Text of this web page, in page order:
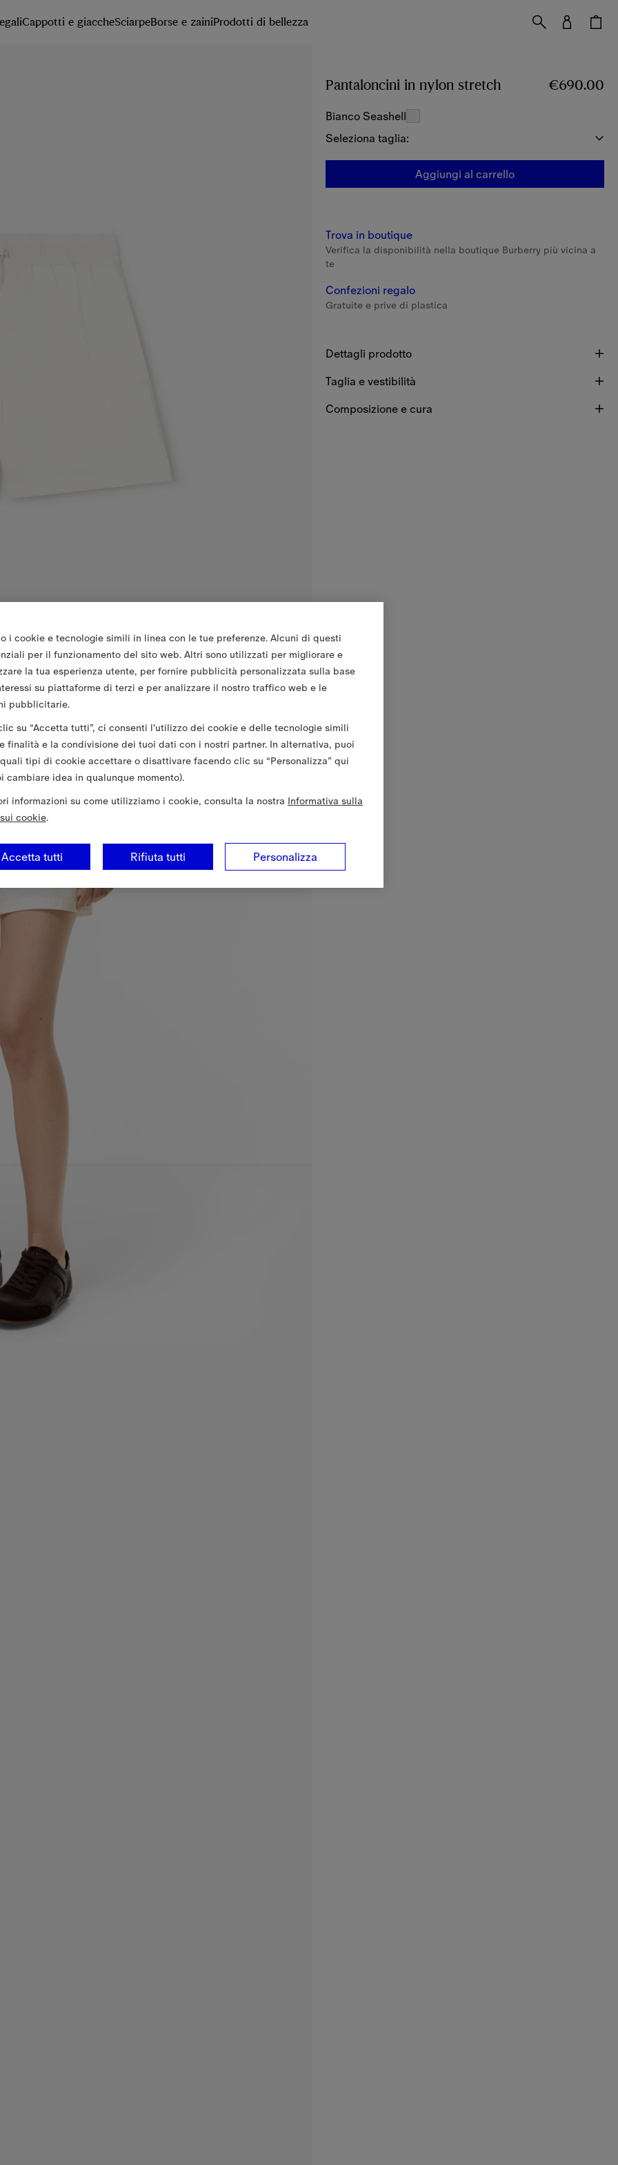
Cappotti e giaccheSciarpeBorse e zainiProdotti di bellezza
Pantaloncini in nylon stretch Prezzo €690.00
€690.00
Bianco Seashell
Seleziona taglia:
Aggiungi al carrello
Trova in boutique
Verifica la disponibilità nella boutique Burberry più vicina a
te
Confezioni regalo
Gratuite e prive di plastica
Dettagli prodotto
Taglia e vestibilità
Composizione e cura
i cookie e tecnologie simili in linea con le tue preferenze. Alcuni di questi
per il funzionamento del sito web. Altri sono utilizzati per migliorare e
la tua esperienza utente, per fornire pubblicità personalizzata sulla base
su piattaforme di terzi e per analizzare il nostro traffico web e le
pubblicitarie.
su “Accetta tutti”, ci consenti l'utilizzo dei cookie e delle tecnologie simili
finalità e la condivisione dei tuoi dati con i nostri partner. In alternativa, puoi
tipi di cookie accettare o disattivare facendo clic su “Personalizza” qui
cambiare idea in qualunque momento).
informazioni su come utilizziamo i cookie, consulta la nostra Informativa sulla
sui cookie.
Personalizza
Rifiuta tutti
Accetta tutti